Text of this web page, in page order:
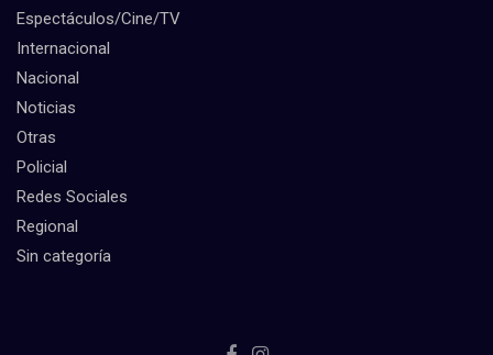
Espectáculos/Cine/TV
Internacional
Nacional
Noticias
Otras
Policial
Redes Sociales
Regional
Sin categoría